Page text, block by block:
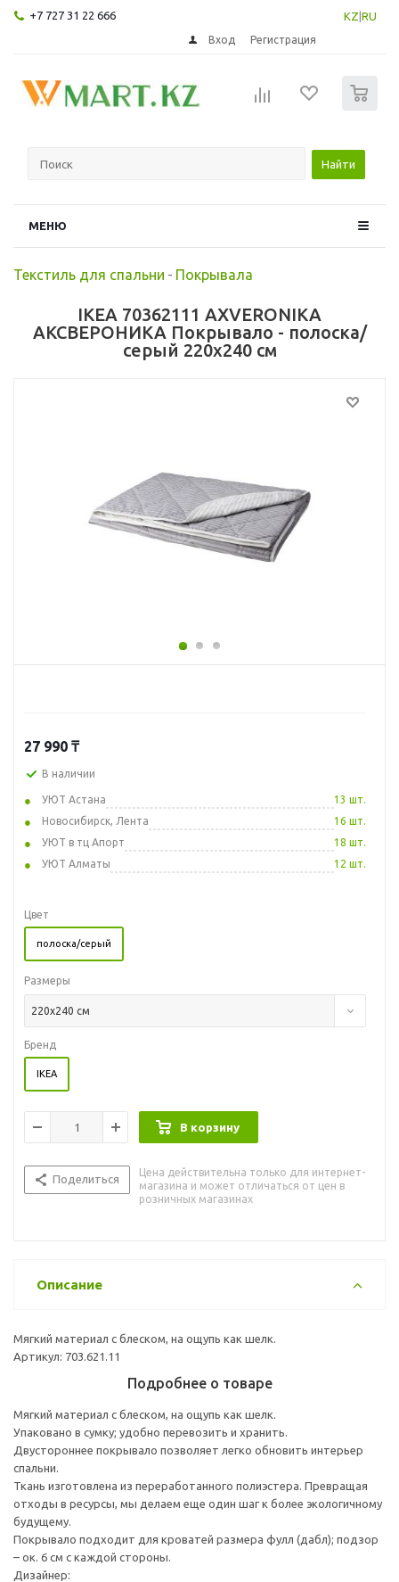
+7 727 31 22 666 KZ RU
Вход Регистрация
Найти
МЕНЮ
Текстиль для спальни - Покрывала
IKEA 70362111 AXVERONIKA
АКСВЕРОНИКА Покрывало - полоска/
серый 220x240 см
27 990 ₸
В наличии
УЮТ Астана
13 шт.
Новосибирск, Лента
16 шт.
УЮТ в тц Апорт
18 шт.
УЮТ Алматы
12 шт.
Цвет
полоска/серый
Размеры
220x240 см
Бренд
IKEA
В корзину
Поделиться
Цена действительна только для интернет-
магазина и может отличаться от цен в
розничных магазинах
Описание
Мягкий материал с блеском, на ощупь как шелк.
Артикул: 703.621.11
Подробнее о товаре
Мягкий материал с блеском, на ощупь как шелк.
Упаковано в сумку; удобно перевозить и хранить.
Двустороннее покрывало позволяет легко обновить интерьер
спальни.
Ткань изготовлена из переработанного полиэстера. Превращая
отходы в ресурсы, мы делаем еще один шаг к более экологичному
будущему.
Покрывало подходит для кроватей размера фулл (дабл); подзор
– ок. 6 см с каждой стороны.
Дизайнер: